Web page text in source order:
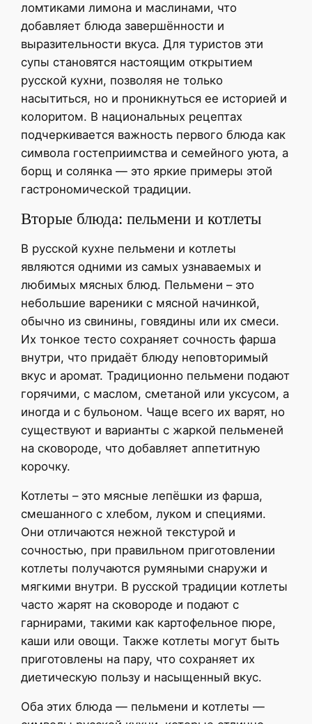
ломтиками лимона и маслинами, что
добавляет блюда завершённости и
выразительности вкуса. Для туристов эти
супы становятся настоящим открытием
русской кухни, позволяя не только
насытиться, но и проникнуться ее историей и
колоритом. В национальных рецептах
подчеркивается важность первого блюда как
символа гостеприимства и семейного уюта, а
борщ и солянка — это яркие примеры этой
гастрономической традиции.
Вторые блюда: пельмени и котлеты
В русской кухне пельмени и котлеты
являются одними из самых узнаваемых и
любимых мясных блюд. Пельмени – это
небольшие вареники с мясной начинкой,
обычно из свинины, говядины или их смеси.
Их тонкое тесто сохраняет сочность фарша
внутри, что придаёт блюду неповторимый
вкус и аромат. Традиционно пельмени подают
горячими, с маслом, сметаной или уксусом, а
иногда и с бульоном. Чаще всего их варят, но
существуют и варианты с жаркой пельменей
на сковороде, что добавляет аппетитную
корочку.
Котлеты – это мясные лепёшки из фарша,
смешанного с хлебом, луком и специями.
Они отличаются нежной текстурой и
сочностью, при правильном приготовлении
котлеты получаются румяными снаружи и
мягкими внутри. В русской традиции котлеты
часто жарят на сковороде и подают с
гарнирами, такими как картофельное пюре,
каши или овощи. Также котлеты могут быть
приготовлены на пару, что сохраняет их
диетическую пользу и насыщенный вкус.
Оба этих блюда — пельмени и котлеты —